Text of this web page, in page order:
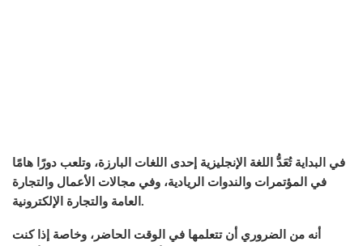
في البداية تُعَدُّ اللغة الإنجليزية إحدى اللغات البارزة، وتلعب دورًا هامًا
في المؤتمرات والندوات الريادية، وفي مجالات الأعمال والتجارة
العامة والتجارة الإلكترونية.
أنه من الضروري أن تتعلمها في الوقت الحاضر، وخاصة إذا كنت